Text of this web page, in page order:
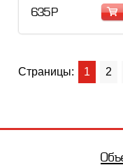
635 Р
Страницы: 1 2